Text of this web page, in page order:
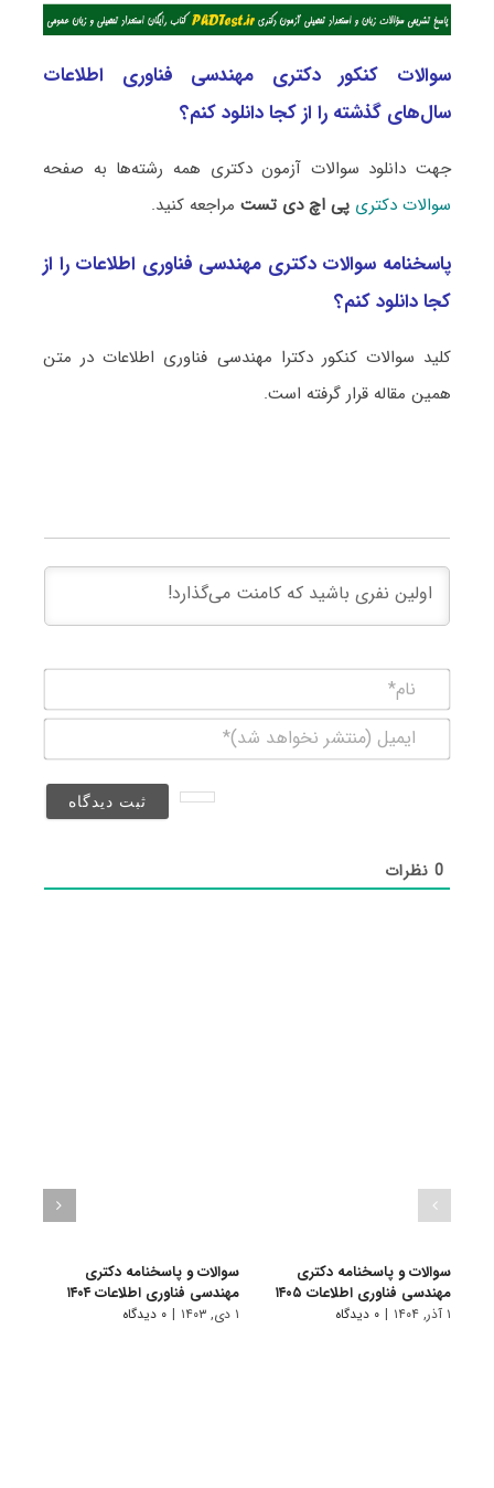
سوالات کنکور دکتری مهندسی فناوری اطلاعات
سال‌های گذشته را از کجا دانلود کنم؟
جهت دانلود سوالات آزمون دکتری همه رشته‌ها به صفحه
سوالات دکتری پی اچ دی تستمراجعه کنید.
پاسخنامه سوالات دکتری مهندسی فناوری اطلاعات را از
کجا دانلود کنم؟
کلید سوالات کنکور دکترا مهندسی فناوری اطلاعات در متن
همین مقاله قرار گرفته است.
(منتشر
0نظرات
سوالات و پاسخنامه دکتری
مهندسی فناوری اطلاعات ۱۴۰۵
۱ آذر, ۱۴۰۴ | ۰ دیدگاه
سوالات و پاسخنامه دکتری
مهندسی فناوری اطلاعات ۱۴۰۴
۱ دی, ۱۴۰۳ | ۰ دیدگاه